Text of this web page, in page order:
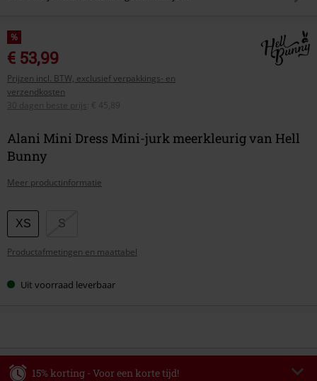
%
€ 53,99
Prijzen incl. BTW, exclusief verpakkings- en
verzendkosten
30 dagen beste prijs
€ 45,89
Alani Mini Dress Mini-jurk meerkleurig van Hell
Bunny
Meer productinformatie
Kies
je
maat
XS S
Productafmetingen en maattabel
Uit voorraad leverbaar
15% korting - Voor een korte tijd!